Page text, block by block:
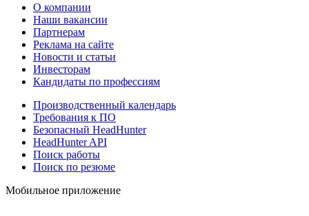
О компании
Наши вакансии
Партнерам
Реклама на сайте
Новости и статьи
Инвесторам
Кандидаты по профессиям
Производственный календарь
Требования к ПО
Безопасный HeadHunter
HeadHunter API
Поиск работы
Поиск по резюме
Мобильное приложение